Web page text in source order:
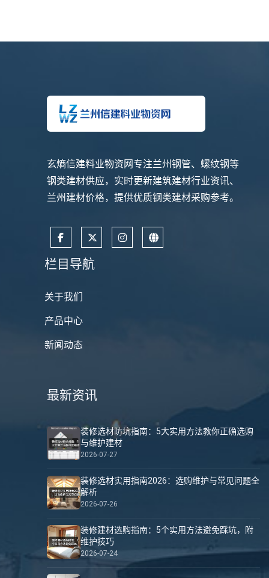
玄熵信建料业物资网专注兰州钢管、螺纹钢等
钢类建材供应，实时更新建筑建材行业资讯、
兰州建材价格，提供优质钢类建材采购参考。
栏目导航
关于我们
产品中心
新闻动态
最新资讯
装修选材防坑指南：5大实用方法教你正确选购
与维护建材
2026-07-27
装修选材实用指南2026：选购维护与常见问题全
解析
2026-07-26
装修建材选购指南：5个实用方法避免踩坑，附
维护技巧
2026-07-24